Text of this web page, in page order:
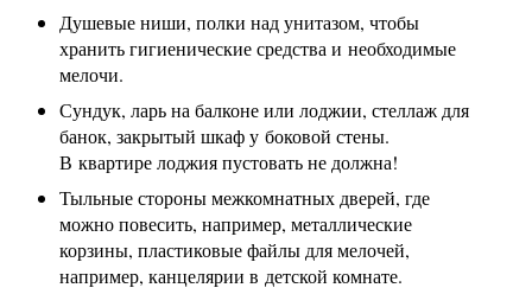
Душевые ниши, полки над унитазом, чтобы
хранить гигиенические средства и необходимые
мелочи.
Сундук, ларь на балконе или лоджии, стеллаж для
банок, закрытый шкаф у боковой стены.
В квартире лоджия пустовать не должна!
Тыльные стороны межкомнатных дверей, где
можно повесить, например, металлические
корзины, пластиковые файлы для мелочей,
например, канцелярии в детской комнате.